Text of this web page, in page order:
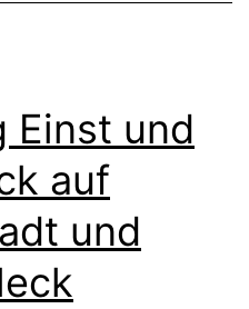
Einst und
auf
und